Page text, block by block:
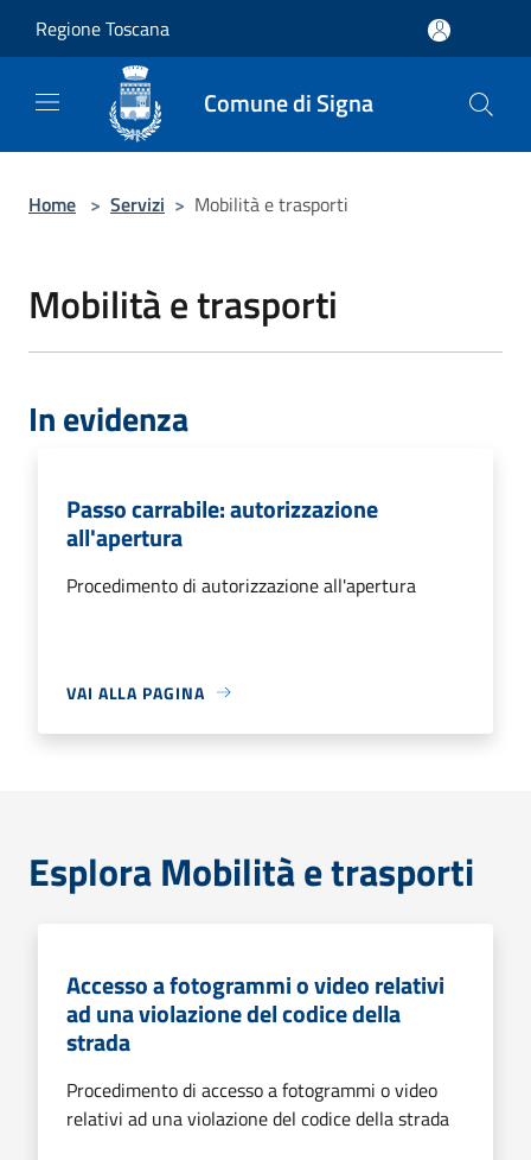
Regione Toscana
Comune di Signa
Home > Servizi > Mobilità e trasporti
Mobilità e trasporti
In evidenza
Passo carrabile: autorizzazione
all'apertura
Procedimento di autorizzazione all'apertura
VAI ALLA PAGINA
Esplora Mobilità e trasporti
Accesso a fotogrammi o video relativi
ad una violazione del codice della
strada
Procedimento di accesso a fotogrammi o video
relativi ad una violazione del codice della strada